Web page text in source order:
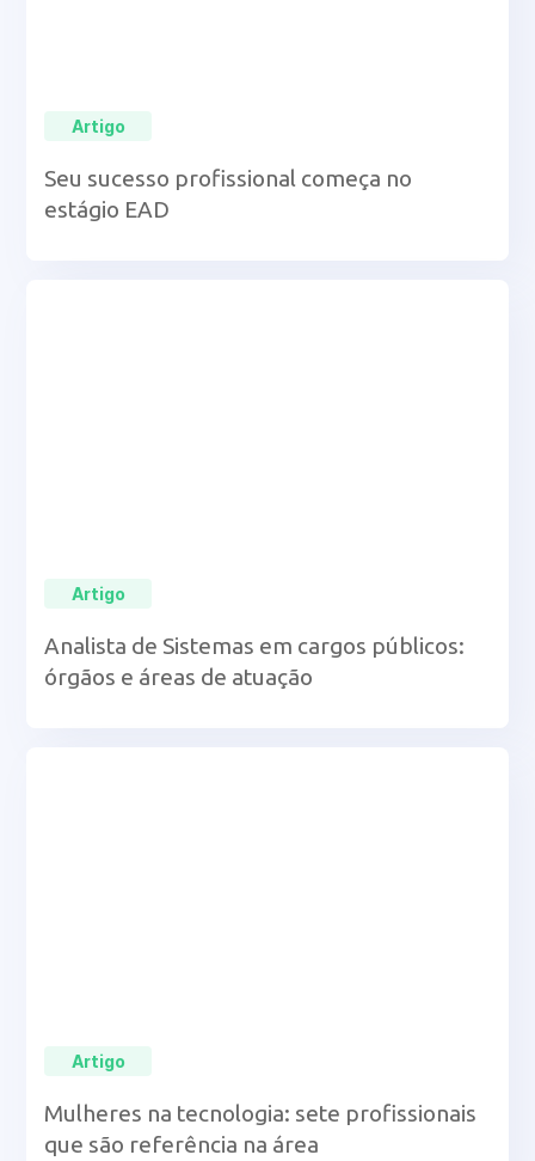
Artigo
Seu sucesso profissional começa no
estágio EAD
Artigo
Analista de Sistemas em cargos públicos:
órgãos e áreas de atuação
Artigo
Mulheres na tecnologia: sete profissionais
que são referência na área